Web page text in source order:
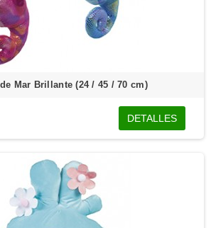
Mar Brillante (24 / 45 / 70 cm)
DETALLES